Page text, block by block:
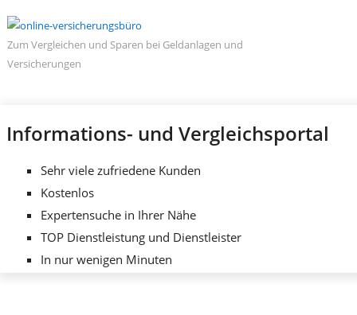
Zum Vergleichen und Sparen bei Geldanlagen und
Versicherungen
Informations- und Vergleichsportal
Sehr viele zufriedene Kunden
Kostenlos
Expertensuche in Ihrer Nähe
TOP Dienstleistung und Dienstleister
In nur wenigen Minuten